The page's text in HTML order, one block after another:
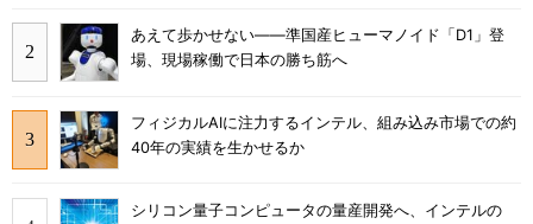
あえて歩かせない――準国産ヒューマノイド「D1」登
場、現場稼働で日本の勝ち筋へ
フィジカルAIに注力するインテル、組み込み市場での約
40年の実績を生かせるか
シリコン量子コンピュータの量産開発へ、インテルの